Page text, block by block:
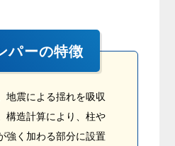
パーの特徴
地震による揺れを吸収
構造計算により、柱や
強く加わる部分に設置